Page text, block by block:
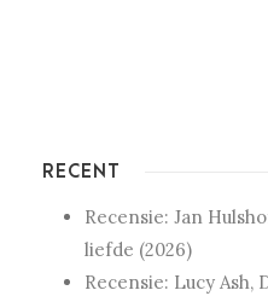
RECENT
Recensie: Jan
liefde (2026)
Recensie: Lucy Ash,